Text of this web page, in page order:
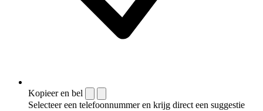
Kopieer en bel
Selecteer een telefoonnummer en krijg direct een suggestie